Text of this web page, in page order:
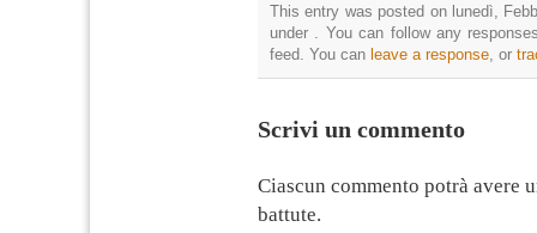
This entry was posted on lunedì,
under . You can follow any
feed. You can leave a response , or
Scrivi un commento
Ciascun commento potrà avere
battute.